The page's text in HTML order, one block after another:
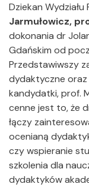
Dziekan Wydziału
Jarmułowicz,
dokonania dr
Gdańskim od
Przedstawiwszy
dydaktyczne
kandydatki, prof.
cenne jest to, że
łączy
ocenianą
czy wspieranie
szkolenia dla
dydaktyków